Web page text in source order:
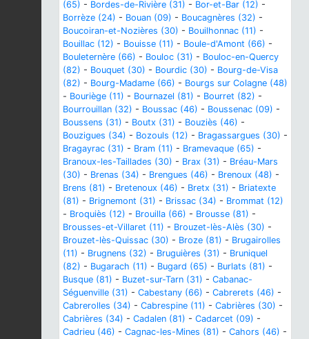
(65) - Bordes-de-Rivière (31) - Bor-et-Bar (12) -
Borrèze (24) - Bouan (09) - Boucagnères (32) -
Boucoiran-et-Nozières (30) - Bouilhonnac (11) -
Bouillac (12) - Bouisse (11) - Boule-d'Amont (66) -
Bouleternère (66) - Bouloc (31) - Bouloc-en-Quercy
(82) - Bouquet (30) - Bourdic (30) - Bourg-de-Visa
(82) - Bourg-Madame (66) - Bourgs sur Colagne (48)
- Bouriège (11) - Bournazel (81) - Bourret (82) -
Bourrouillan (32) - Boussac (46) - Boussenac (09) -
Boussens (31) - Boutx (31) - Bouziès (46) -
Bouzigues (34) - Bozouls (12) - Bragassargues (30) -
Bragayrac (31) - Bram (11) - Bramevaque (65) -
Branoux-les-Taillades (30) - Brax (31) - Bréau-Mars
(30) - Brenas (34) - Brengues (46) - Brenoux (48) -
Brens (81) - Bretenoux (46) - Bretx (31) - Briatexte
(81) - Brignemont (31) - Brissac (34) - Brommat (12)
- Broquiès (12) - Brouilla (66) - Brousse (81) -
Brousses-et-Villaret (11) - Brouzet-lès-Alès (30) -
Brouzet-lès-Quissac (30) - Broze (81) - Brugairolles
(11) - Brugnens (32) - Bruguières (31) - Bruniquel
(82) - Bugarach (11) - Bugard (65) - Burlats (81) -
Busque (81) - Buzet-sur-Tarn (31) - Cabanac-
Séguenville (31) - Cabestany (66) - Cabrerets (46) -
Cabrerolles (34) - Cabrespine (11) - Cabrières (30) -
Cabrières (34) - Cadalen (81) - Cadarcet (09) -
Cadrieu (46) - Cagnac-les-Mines (81) - Cahors (46) -